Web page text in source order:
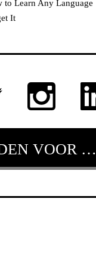
to Learn Any Language
It
AANMELDEN VOOR NIEUWSBRIEF